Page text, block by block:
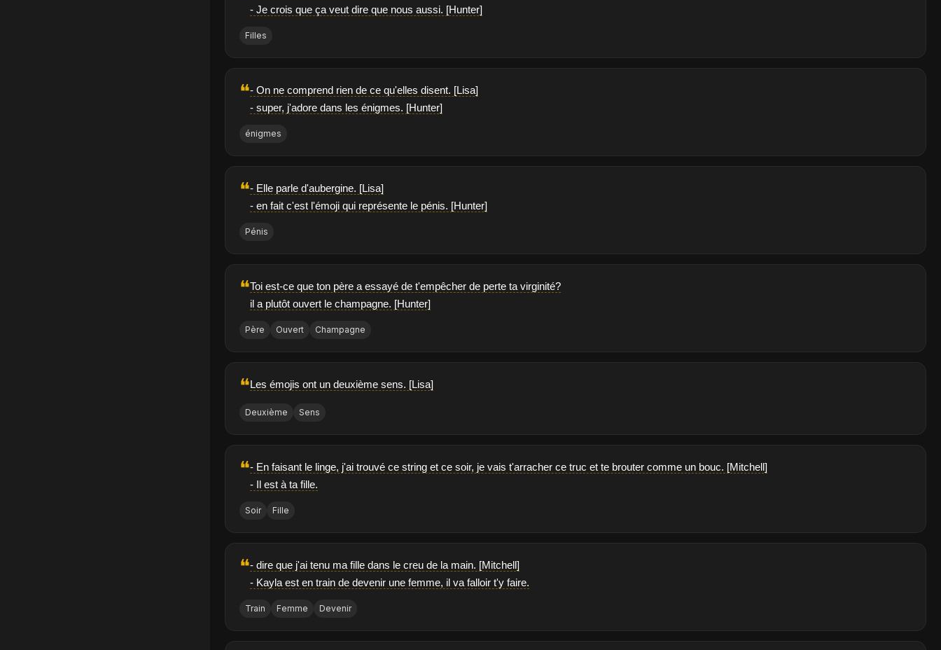
- Je crois que ça veut dire que nous aussi. [Hunter]
Filles
❝- On ne comprend rien de ce qu'elles disent. [Lisa]
- super, j'adore dans les énigmes. [Hunter]
énigmes
❝- Elle parle d'aubergine. [Lisa]
- en fait c'est l'émoji qui représente le pénis. [Hunter]
Pénis
❝Toi est-ce que ton père a essayé de t'empêcher de perte ta virginité?
il a plutôt ouvert le champagne. [Hunter]
Père Ouvert Champagne
❝Les émojis ont un deuxième sens. [Lisa]
Deuxième Sens
❝- En faisant le linge, j'ai trouvé ce string et ce soir, je vais t'arracher ce truc et te brouter comme un bouc. [Mitchell]
- Il est à ta fille.
Soir Fille
❝- dire que j'ai tenu ma fille dans le creu de la main. [Mitchell]
- Kayla est en train de devenir une femme, il va falloir t'y faire.
Train Femme Devenir